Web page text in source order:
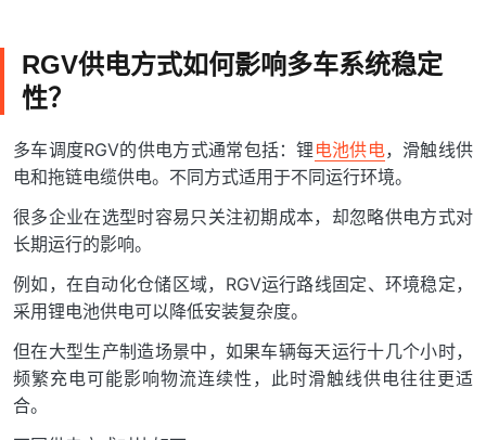
RGV供电方式如何影响多车系统稳定
性？
多车调度RGV的供电方式通常包括：锂 电池供电，滑触线供
电和拖链电缆供电。不同方式适用于不同运行环境。
很多企业在选型时容易只关注初期成本，却忽略供电方式对
长期运行的影响。
例如，在自动化仓储区域，RGV运行路线固定、环境稳定，
采用锂电池供电可以降低安装复杂度。
但在大型生产制造场景中，如果车辆每天运行十几个小时，
频繁充电可能影响物流连续性，此时滑触线供电往往更适
合。